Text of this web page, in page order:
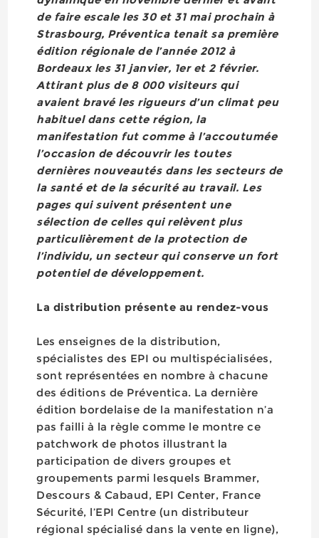
de faire escale les 30 et 31 mai prochain à
Strasbourg, Préventica tenait sa première
édition régionale de l’année 2012 à
Bordeaux les 31 janvier, 1er et 2 février.
Attirant plus de 8 000 visiteurs qui
avaient bravé les rigueurs d’un climat peu
habituel dans cette région, la
manifestation fut comme à l’accoutumée
l’occasion de découvrir les toutes
dernières nouveautés dans les secteurs de
la santé et de la sécurité au travail. Les
pages qui suivent présentent une
sélection de celles qui relèvent plus
particulièrement de la protection de
l’individu, un secteur qui conserve un fort
potentiel de développement.
La distribution présente au rendez-vous
Les enseignes de la distribution,
spécialistes des EPI ou multispécialisées,
sont représentées en nombre à chacune
des éditions de Préventica. La dernière
édition bordelaise de la manifestation n’a
pas failli à la règle comme le montre ce
patchwork de photos illustrant la
participation de divers groupes et
groupements parmi lesquels Brammer,
Descours & Cabaud, EPI Center, France
Sécurité, l’EPI Centre (un distributeur
régional spécialisé dans la vente en ligne),